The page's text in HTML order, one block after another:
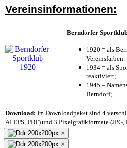
Vereinsinformationen:
Berndorfer Sportklub
1920 = als
1934 = als
reaktiviert;
1945 =
Berndorf;
Download: Im Downloadpaket sind 4
AI EPS, PDF) und 3 Pixelgrafikformate (JPG,
×
×